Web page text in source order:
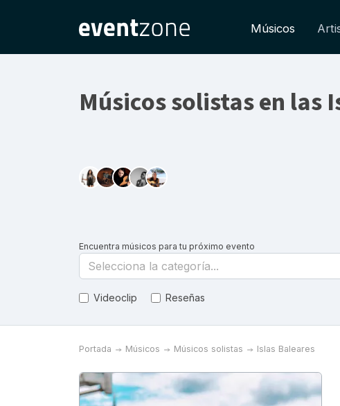
Músicos
Músicos solistas en las
Encuentra músicos para tu próximo evento
Selecciona la categoría...
Videoclip Reseñas
Portada Músicos Músicos solistas Islas Baleares